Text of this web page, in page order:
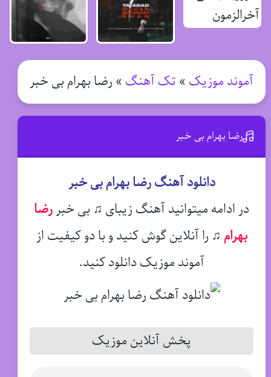
آموند موزیک » تک آهنگ » رضا بهرام بی خبر
رضا بهرام بی خبر
دانلود آهنگ رضا بهرام بی خبر
در ادامه میتوانید آهنگ زیبای ♫ بی خبررضا
بهرام ♫ را آنلاین گوش کنید و با دو کیفیت از
آموند موزیک دانلود کنید.
پخش آنلاین موزیک